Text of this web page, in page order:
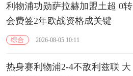
利物浦功勋萨拉赫加盟土超 0转
会费签2年欧战资格成关键
综合 2026-08-05 10:11
热身赛利物浦2-4不敌利兹联 大